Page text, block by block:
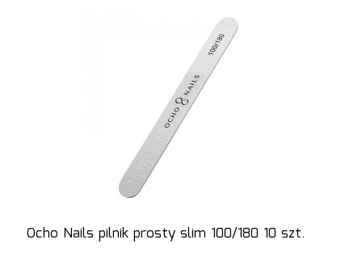
Ocho Nails pilnik prosty slim 100/180 10 szt.